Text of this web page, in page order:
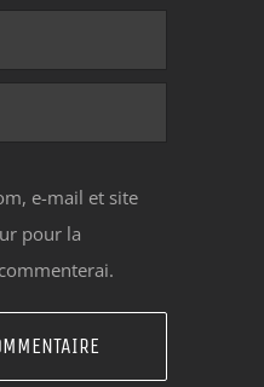
e-mail et site
pour la